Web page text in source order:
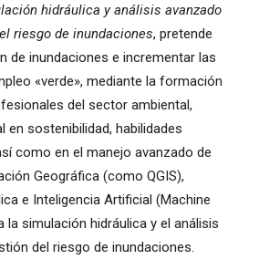
hidráulica y análisis avanzado
riesgo de inundaciones, pretende
de inundaciones e incrementar las
«verde», mediante la formación
del sector ambiental,
sostenibilidad, habilidades
como en el manejo avanzado de
Geográfica (como QGIS),
e Inteligencia Artificial (Machine
la simulación hidráulica y el análisis
del riesgo de inundaciones.